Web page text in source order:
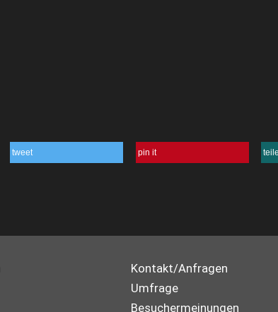
tweet pin it
Kontakt/Anfragen
Umfrage
Besuchermeinungen